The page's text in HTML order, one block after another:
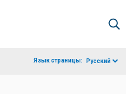
Язык страницы: Русский